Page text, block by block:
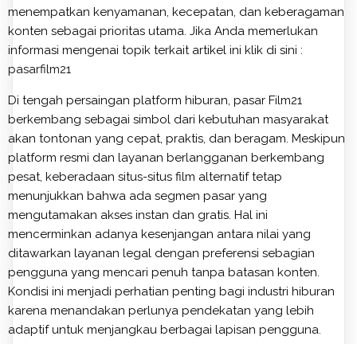
menempatkan kenyamanan, kecepatan, dan keberagaman
konten sebagai prioritas utama. Jika Anda memerlukan
informasi mengenai topik terkait artikel ini klik di sini :
pasarfilm21
Di tengah persaingan platform hiburan, pasar Film21
berkembang sebagai simbol dari kebutuhan masyarakat
akan tontonan yang cepat, praktis, dan beragam. Meskipun
platform resmi dan layanan berlangganan berkembang
pesat, keberadaan situs-situs film alternatif tetap
menunjukkan bahwa ada segmen pasar yang
mengutamakan akses instan dan gratis. Hal ini
mencerminkan adanya kesenjangan antara nilai yang
ditawarkan layanan legal dengan preferensi sebagian
pengguna yang mencari penuh tanpa batasan konten.
Kondisi ini menjadi perhatian penting bagi industri hiburan
karena menandakan perlunya pendekatan yang lebih
adaptif untuk menjangkau berbagai lapisan pengguna.